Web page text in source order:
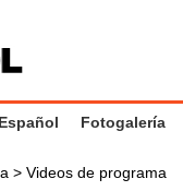
Fotogalería
> Videos de programa